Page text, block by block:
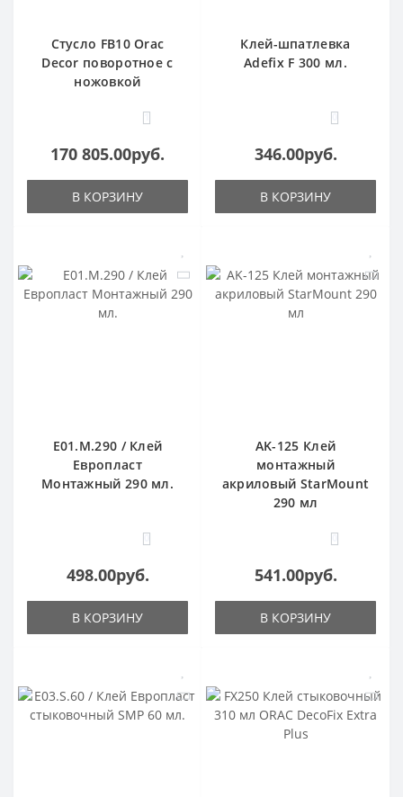
Стусло FB10 Orac
Decor поворотное с
ножовкой
1
170 805.00руб.
В КОРЗИНУ
Клей-шпатлевка
Adefix F 300 мл.
0
346.00руб.
В КОРЗИНУ
E01.M.290 / Клей
Европласт
Монтажный 290 мл.
0
498.00руб.
В КОРЗИНУ
AK-125 Клей
монтажный
акриловый StarMount
290 мл
0
541.00руб.
В КОРЗИНУ